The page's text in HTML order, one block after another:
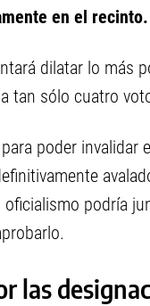
en el recinto.
dilatar lo más
tan sólo cuatro
poder invalidar
podría
las